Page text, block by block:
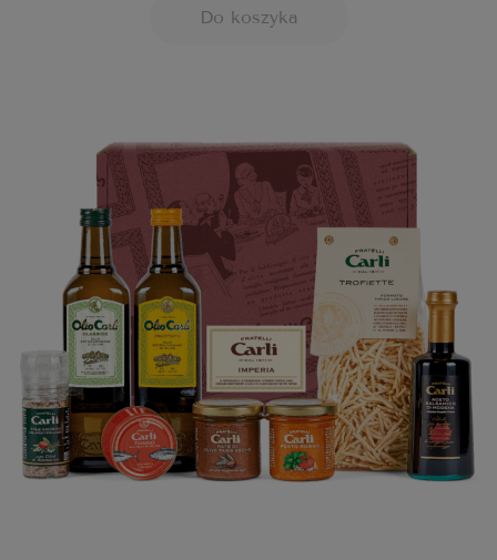
Do koszyka